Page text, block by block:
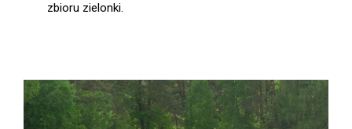
zbioru zielonki.